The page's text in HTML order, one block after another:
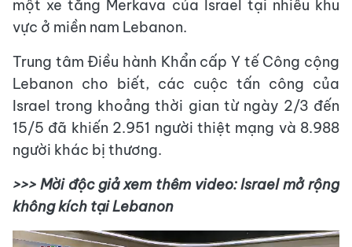
một xe tăng Merkava của Israel tại nhiều khu
vực ở miền nam Lebanon.
Trung tâm Điều hành Khẩn cấp Y tế Công cộng
Lebanon cho biết, các cuộc tấn công của
Israel trong khoảng thời gian từ ngày 2/3 đến
15/5 đã khiến 2.951 người thiệt mạng và 8.988
người khác bị thương.
>>> Mời độc giả xem thêm video: Israel mở rộng
không kích tại Lebanon